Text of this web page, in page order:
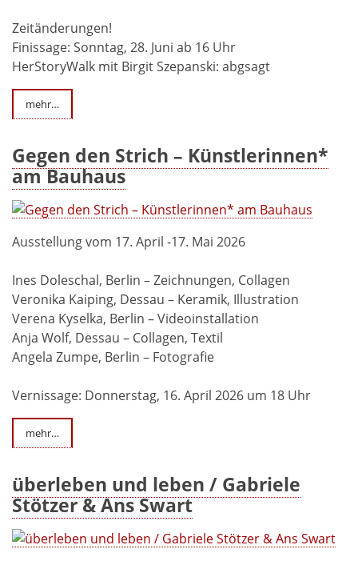
Zeitänderungen!
Finissage: Sonntag, 28. Juni ab 16 Uhr
HerStoryWalk mit Birgit Szepanski: abgsagt
mehr…
Gegen den Strich – Künstlerinnen*
am Bauhaus
Ausstellung vom 17. April -17. Mai 2026
Ines Doleschal, Berlin – Zeichnungen, Collagen
Veronika Kaiping, Dessau – Keramik, Illustration
Verena Kyselka, Berlin – Videoinstallation
Anja Wolf, Dessau – Collagen, Textil
Angela Zumpe, Berlin – Fotografie
Vernissage: Donnerstag, 16. April 2026 um 18 Uhr
mehr…
überleben und leben / Gabriele
Stötzer & Ans Swart